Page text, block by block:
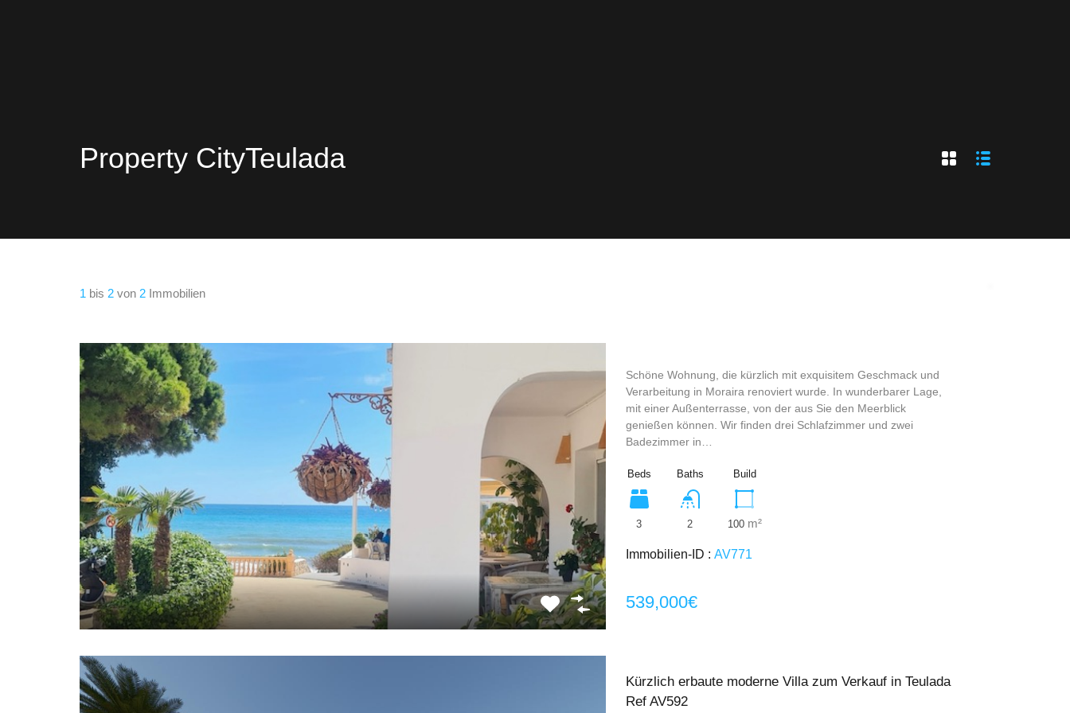
Property CityTeulada
1 bis 2 von 2 Immobilien
Schöne Wohnung, die kürzlich mit exquisitem Geschmack und
Verarbeitung in Moraira renoviert wurde. In wunderbarer Lage,
mit einer Außenterrasse, von der aus Sie den Meerblick
genießen können. Wir finden drei Schlafzimmer und zwei
Badezimmer in…
Beds
3
Baths
2
Build
100 m²
Immobilien-ID : AV771
539,000€
Kürzlich erbaute moderne Villa zum Verkauf in Teulada
Ref AV592